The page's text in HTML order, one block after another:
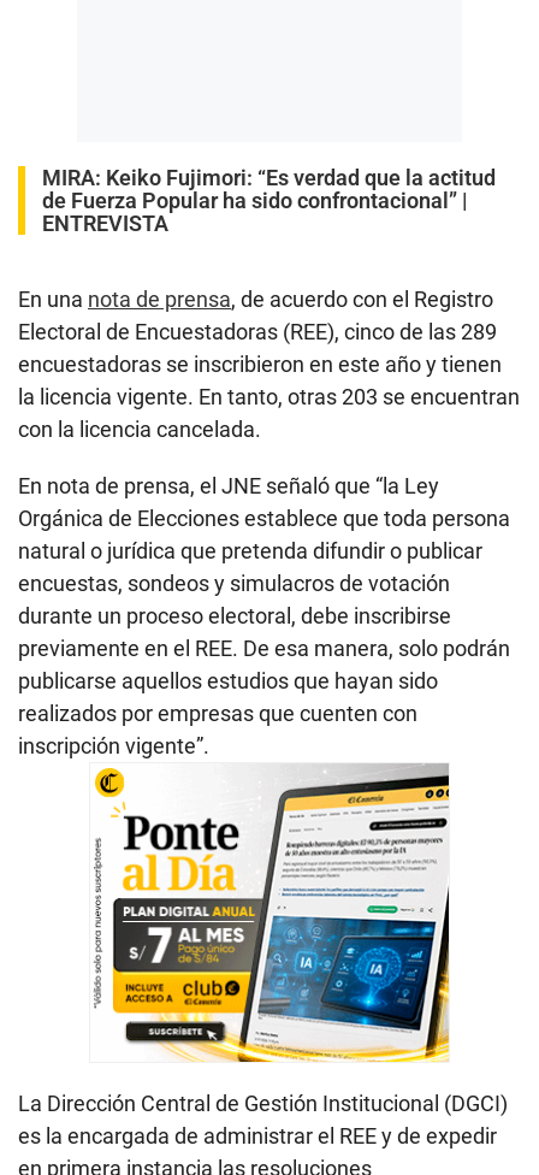
MIRA: Keiko Fujimori: “Es verdad que la actitud
de Fuerza Popular ha sido confrontacional” |
ENTREVISTA
En una nota de prensa, de acuerdo con el Registro
Electoral de Encuestadoras (REE), cinco de las 289
encuestadoras se inscribieron en este año y tienen
la licencia vigente. En tanto, otras 203 se encuentran
con la licencia cancelada.
En nota de prensa, el JNE señaló que “la Ley
Orgánica de Elecciones establece que toda persona
natural o jurídica que pretenda difundir o publicar
encuestas, sondeos y simulacros de votación
durante un proceso electoral, debe inscribirse
previamente en el REE. De esa manera, solo podrán
publicarse aquellos estudios que hayan sido
realizados por empresas que cuenten con
inscripción vigente”.
La Dirección Central de Gestión Institucional (DGCI)
es la encargada de administrar el REE y de expedir
en primera instancia las resoluciones